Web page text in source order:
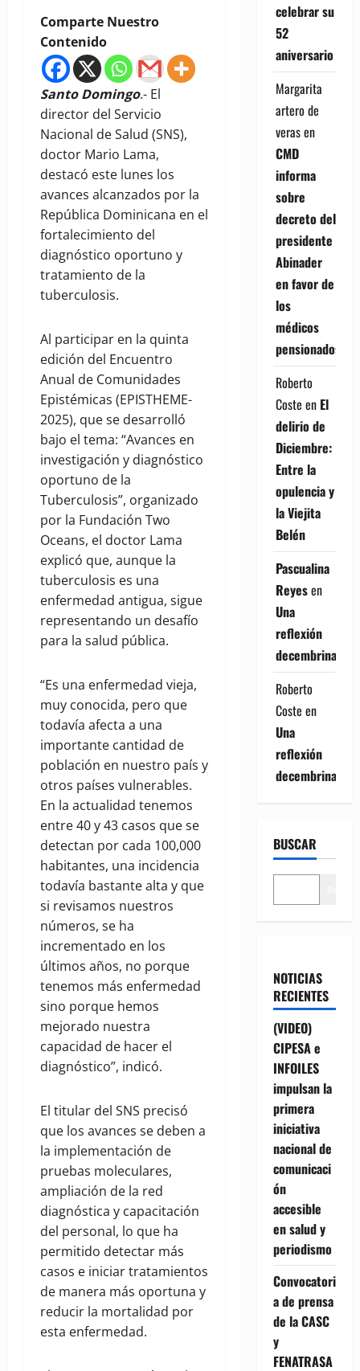
Comparte Nuestro
Contenido
Santo Domingo.- El
director del Servicio
Nacional de Salud (SNS),
doctor Mario Lama,
destacó este lunes los
avances alcanzados por la
República Dominicana en el
fortalecimiento del
diagnóstico oportuno y
tratamiento de la
tuberculosis.
Al participar en la quinta
edición del Encuentro
Anual de Comunidades
Epistémicas (EPISTHEME-
2025), que se desarrolló
bajo el tema: “Avances en
investigación y diagnóstico
oportuno de la
Tuberculosis”, organizado
por la Fundación Two
Oceans, el doctor Lama
explicó que, aunque la
tuberculosis es una
enfermedad antigua, sigue
representando un desafío
para la salud pública.
“Es una enfermedad vieja,
muy conocida, pero que
todavía afecta a una
importante cantidad de
población en nuestro país y
otros países vulnerables.
En la actualidad tenemos
entre 40 y 43 casos que se
detectan por cada 100,000
habitantes, una incidencia
todavía bastante alta y que
si revisamos nuestros
números, se ha
incrementado en los
últimos años, no porque
tenemos más enfermedad
sino porque hemos
mejorado nuestra
capacidad de hacer el
diagnóstico”, indicó.
El titular del SNS precisó
que los avances se deben a
la implementación de
pruebas moleculares,
ampliación de la red
diagnóstica y capacitación
del personal, lo que ha
permitido detectar más
casos e iniciar tratamientos
de manera más oportuna y
reducir la mortalidad por
esta enfermedad.
celebrar su
52
aniversario
Margarita
artero de
verasen
CMD
informa
sobre
decreto del
presidente
Abinader
en favor de
los
médicos
pensionados
Roberto
Coste en El
delirio de
Diciembre:
Entre la
opulencia y
la Viejita
Belén
Pascualina
Reyesen
Una
reflexión
decembrina
Roberto
Coste en
Una
reflexión
decembrina
BUSCAR
NOTICIAS
RECIENTES
(VIDEO)
CIPESA e
INFOILES
impulsan la
primera
iniciativa
nacional de
comunicaci
ón
accesible
en salud y
periodismo
Convocatori
a de prensa
de la CASC
y
FENATRASA